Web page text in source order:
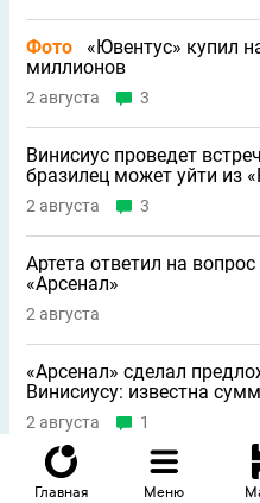
Главная Меню
Фото
«Ювентус» купил
миллионов
2 августа 3
Винисиус проведет
бразилец может уйти из
2 августа 3
Артета ответил на
«Арсенал»
2 августа
«Арсенал» сделал
Винисиусу: известна
2 августа 1
Новая информация о